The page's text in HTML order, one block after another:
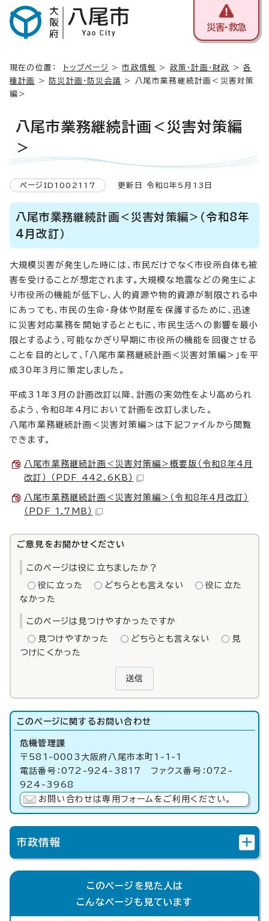
災害・救急
現在の位置： トップページ >市政情報 > 政策・計画・財政 >各
種計画
> 防災計画・防災会議
> 八尾市業務継続計画＜災害対策
編＞
八尾市業務継続計画＜災害対策編
＞
ページID1002117 更新日 令和8年5月13日
八尾市業務継続計画＜災害対策編＞（令和8年
4月改訂）
大規模災害が発生した時には、市民だけでなく市役所自体も被
害を受けることが想定されます。大規模な地震などの発生によ
り市役所の機能が低下し、人的資源や物的資源が制限される中
にあっても、市民の生命・身体や財産を保護するために、迅速
に災害対応業務を開始するとともに、市民生活への影響を最小
限とするよう、可能なかぎり早期に市役所の機能を回復させる
ことを目的として、「八尾市業務継続計画＜災害対策編＞」を平
成30年3月に策定しました。
平成31年3月の計画改訂以降、計画の実効性をより高められ
るよう、令和8年4月において計画を改訂しました。
八尾市業務継続計画＜災害対策編＞は下記ファイルから閲覧
できます。
八尾市業務継続計画＜災害対策編＞概要版（令和8年4月
改訂） （PDF 442.6KB）
八尾市業務継続計画＜災害対策編＞（令和8年4月改訂）
（PDF 1.7MB）
ご意見をお聞かせください
このページは役に立ちましたか？
役に立った どちらとも言えない
役に立た
なかった
このページは見つけやすかったですか
見つけやすかった どちらとも言えない
見
つけにくかった
送信
このページに関する お問い合わせ
危機管理課
〒581-0003大阪府八尾市本町1-1-1
電話番号：072-924-3817 ファクス番号：072-
924-3968
お問い合わせは専用フォームをご利用ください。
市政情報
このページを見た人は
こんなページも見ています